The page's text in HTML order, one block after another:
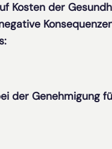
Kosten der
der Genehmigung